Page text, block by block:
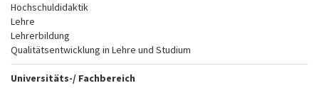
Hochschuldidaktik
Lehre
Lehrerbildung
Qualitätsentwicklung in Lehre und Studium
Universitäts-/ Fachbereich